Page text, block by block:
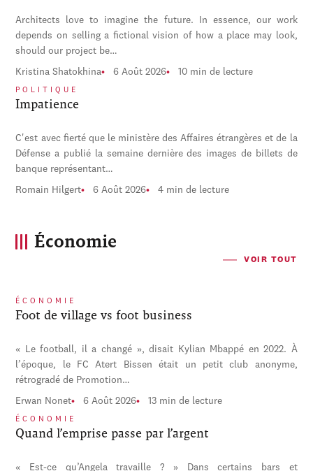
Architects love to imagine the future. In essence, our work
depends on selling a fictional vision of how a place may look,
should our project be…
Kristina Shatokhina 6 Août 2026 10 min de lecture
POLITIQUE
Impatience
C'est avec fierté que le ministère des Affaires étrangères et de la
Défense a publié la semaine dernière des images de billets de
banque représentant…
Romain Hilgert 6 Août 2026 4 min de lecture
Économie
VOIR TOUT
ÉCONOMIE
Foot de village vs foot business
« Le football, il a changé », disait Kylian Mbappé en 2022. À
l’époque, le FC Atert Bissen était un petit club anonyme,
rétrogradé de Promotion…
Erwan Nonet 6 Août 2026 13 min de lecture
ÉCONOMIE
Quand l’emprise passe par l’argent
« Est-ce qu’Angela travaille ? » Dans certains bars et